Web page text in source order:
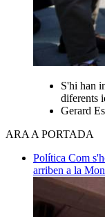
S'hi han
diferents
Gerard
ARA A PORTADA
Política Com
arriben a la